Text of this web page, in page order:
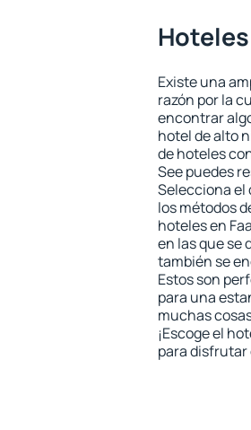
Existe una
razón por la
encontrar
hotel de alto
de hoteles
See puedes
Selecciona el
los métodos
hoteles en
en las que se
también se
Estos son
para una
muchas
¡Escoge el
para disfrutar